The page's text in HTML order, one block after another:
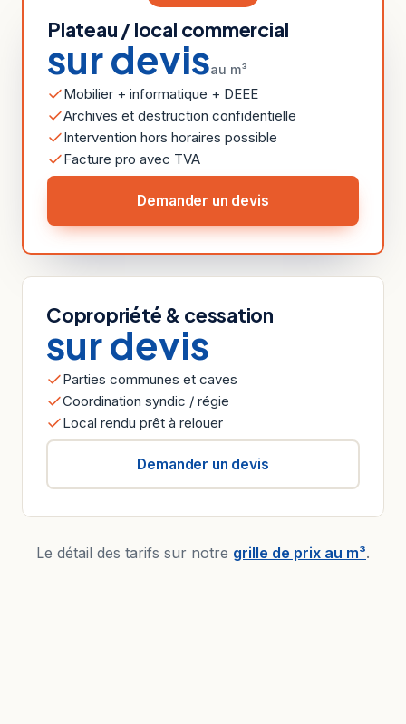
Plateau / local commercial
sur devisau m³
Mobilier + informatique + DEEE
Archives et destruction confidentielle
Intervention hors horaires possible
Facture pro avec TVA
Demander un devis
Copropriété & cessation
sur devis
Parties communes et caves
Coordination syndic / régie
Local rendu prêt à relouer
Demander un devis
Le détail des tarifs sur notre grille de prix au m³.